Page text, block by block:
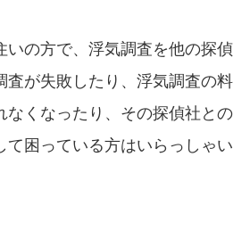
いの方で、浮気調査を他の探偵
査が失敗したり、浮気調査の料
なくなったり、その探偵社との
て困っている方はいらっしゃい